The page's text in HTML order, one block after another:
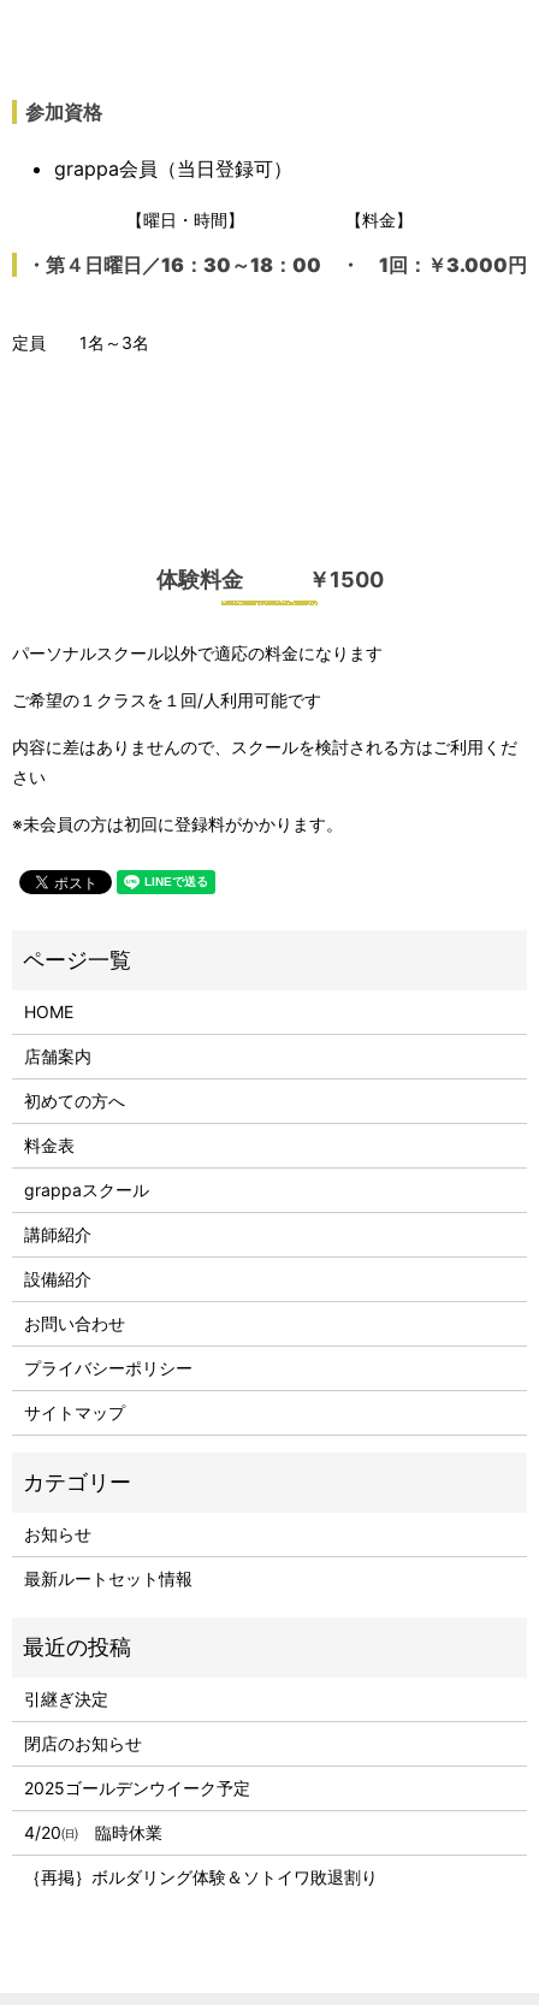
参加資格
grappa会員（当日登録可）
【曜日・時間】 【料金】
・第４日曜日／16：30～18：00 ・ 1回：￥3.000円
定員 1名～3名
体験料金 ￥1500
パーソナルスクール以外で適応の料金になります
ご希望の１クラスを１回/人利用可能です
内容に差はありませんので、スクールを検討される方はご利用くだ
さい
※未会員の方は初回に登録料がかかります。
HOME
店舗案内
初めての方へ
料金表
grappaスクール
講師紹介
設備紹介
お問い合わせ
プライバシーポリシー
サイトマップ
お知らせ
最新ルートセット情報
引継ぎ決定
閉店のお知らせ
2025ゴールデンウイーク予定
4/20㈰ 臨時休業
｛再掲｝ボルダリング体験＆ソトイワ敗退割り